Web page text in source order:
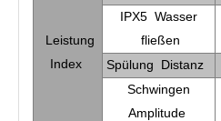
Leistung
Index
IPX5 Wasser
fließen
Spülung Distanz
Schwingen
Amplitude